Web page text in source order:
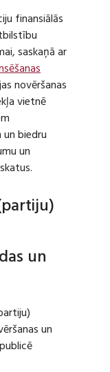
finansiālās
saskaņā ar
novēršanas
vietnē
biedru
un
un
un